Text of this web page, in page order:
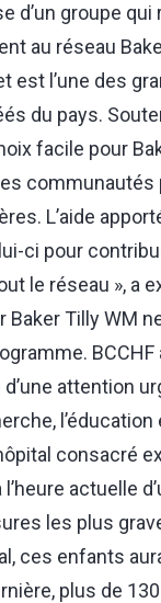
d’un groupe
au réseau
est l’une des
du pays.
facile pour
communautés
L’aide
ci pour
le réseau », a
Baker Tilly WM
attention
consacré
l’heure actuelle
les plus
ces enfants
plus de